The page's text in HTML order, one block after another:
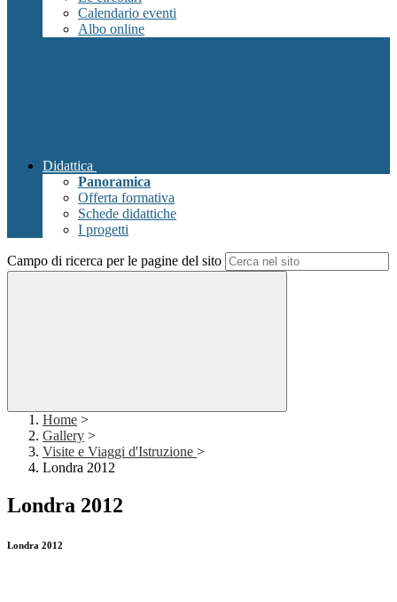
Calendario eventi
Albo online
Didattica
Panoramica
Offerta formativa
Schede didattiche
I progetti
Campo di ricerca per le pagine del sito
Home >
Gallery >
Visite e Viaggi d'Istruzione >
Londra 2012
Londra 2012
Londra 2012